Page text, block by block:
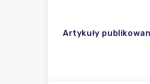
Artykuły